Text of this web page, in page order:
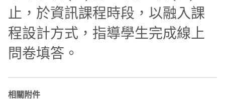
止，於資訊課程時段，以融入課
程設計方式，指導學生完成線上
問卷填答。
相關附件